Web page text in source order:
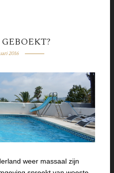
2016
weer massaal zijn